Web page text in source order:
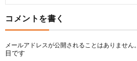
コメントを書く
メールアドレスが公開されることはありません。
目です